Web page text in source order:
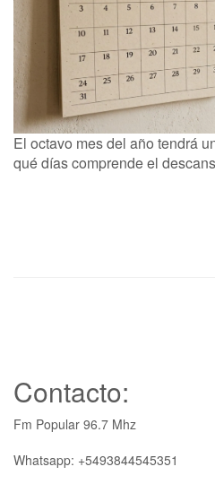
El octavo mes del año tendrá
qué días comprende el
Contacto:
Fm Popular 96.7 Mhz
Whatsapp: +5493844545351